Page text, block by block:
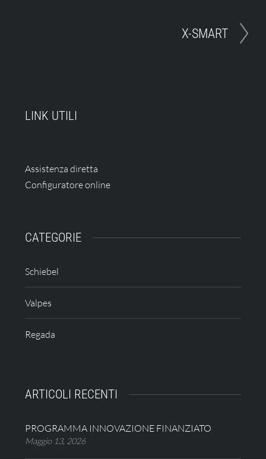
X-SMART
LINK UTILI
Assistenza diretta
Configuratore online
CATEGORIE
Schiebel
Valpes
Regada
ARTICOLI RECENTI
PROGRAMMA INNOVAZIONE FINANZIATO
Maggio 13, 2026